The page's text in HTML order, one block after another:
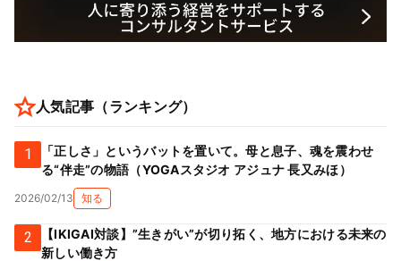
人気記事（ランキング）
1
「正しさ」というバットを置いて。母と息子、魂を震わせ
る“伴走”の物語（YOGAスタジオ アジュナ 長又みほ）
2026/02/13 知る
2
【IKIGAI対談】”生きがい”が切り拓く、地方における未来の
新しい働き方